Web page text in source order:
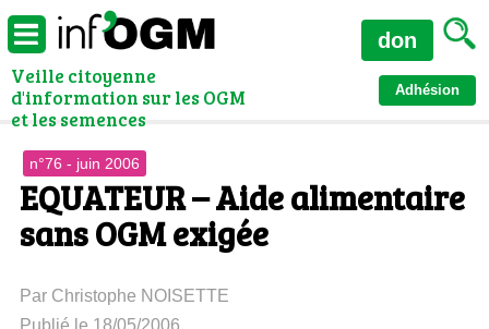
Veille citoyenne
d'information sur les OGM
et les semences
Adhésion
don
n°76 - juin 2006
EQUATEUR – Aide alimentaire
sans OGM exigée
Par Christophe NOISETTE
Publié le 18/05/2006